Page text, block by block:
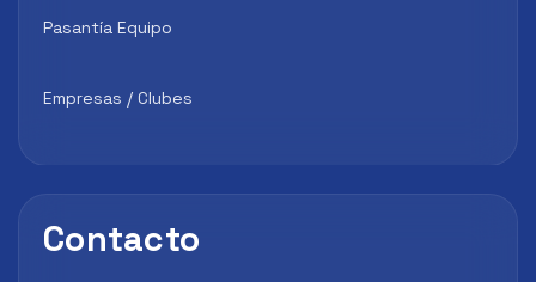
Pasantía Equipo
Empresas / Clubes
Contacto